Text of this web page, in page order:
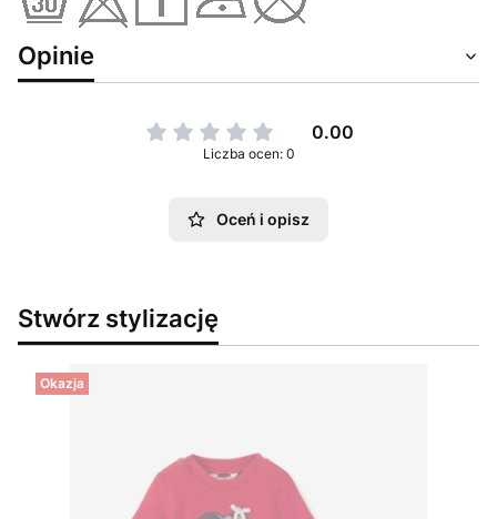
Opinie
0.00
Liczba ocen: 0
Oceń i opisz
Stwórz stylizację
Okazja